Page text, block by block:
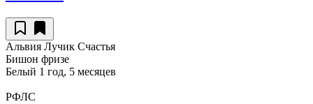
Альвия Лучик Счастья
Бишон фризе
Белый 1 год, 5 месяцев
РФЛС